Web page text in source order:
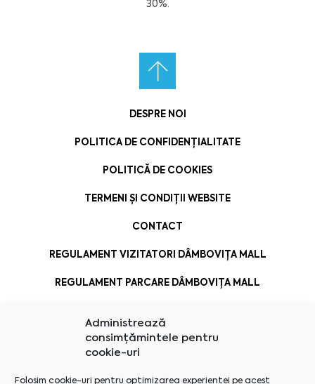
Administrează
consimțămintele pentru
cookie-uri
Folosim cookie-uri pentru optimizarea experienței pe acest
30%.
DESPRE NOI
POLITICA DE CONFIDENȚIALITATE
POLITICĂ DE COOKIES
TERMENI ȘI CONDIȚII WEBSITE
CONTACT
REGULAMENT VIZITATORI DÂMBOVIȚA MALL
REGULAMENT PARCARE DÂMBOVIȚA MALL